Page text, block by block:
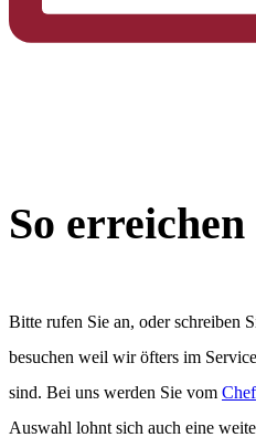
So erreichen
Bitte rufen Sie an, oder schreiben
besuchen weil wir öfters im
sind. Bei uns werden Sie vom Chef
Auswahl lohnt sich auch eine